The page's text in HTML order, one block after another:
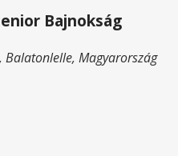
Bajnokság
Balatonlelle, Magyarország